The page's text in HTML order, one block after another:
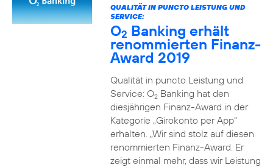
QUALITÄT IN PUNCTO LEISTUNG UND
SERVICE:
O2 Banking erhält
renommierten Finanz-
Award 2019
Qualität in puncto Leistung und
Service: O2Banking hat den
diesjährigen Finanz-Award in der
Kategorie „Girokonto per App“
erhalten. „Wir sind stolz auf diesen
renommierten Finanz-Award. Er
zeigt einmal mehr, dass wir Leistung